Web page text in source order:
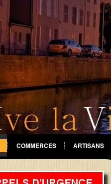
COMMERCES ARTISANS